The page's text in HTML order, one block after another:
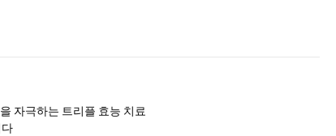
자극하는 트리플 효능 치료